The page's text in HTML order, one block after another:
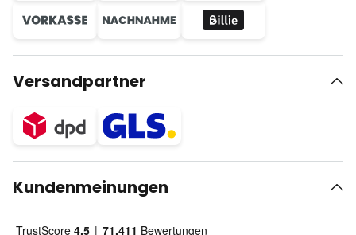
Versandpartner
Kundenmeinungen